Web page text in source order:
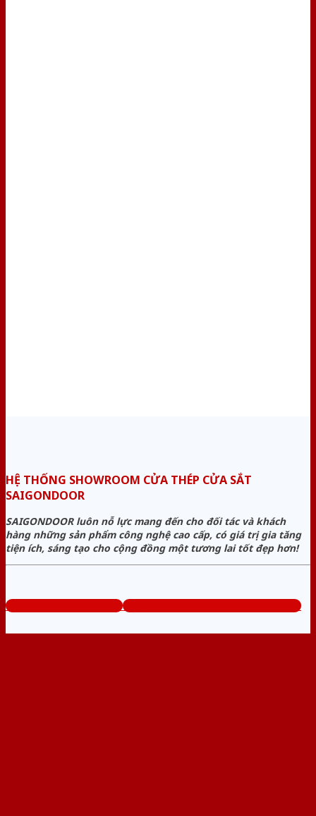
HỆ THỐNG SHOWROOM CỬA THÉP CỬA SẮT
SAIGONDOOR
SAIGONDOOR luôn nỗ lực mang đến cho đối tác và khách
hàng những sản phẩm công nghệ cao cấp, có giá trị gia tăng
tiện ích, sáng tạo cho cộng đồng một tương lai tốt đẹp hơn!
www.cuathepcuasat.com Tổng đài tư vấn miễn phí: 0824.400.400